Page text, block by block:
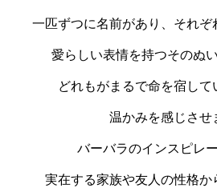
一匹ずつに名前があり、それぞ
愛らしい表情を持つそのぬ
どれもがまるで命を宿して
温かみを感じさせ
バーバラのインスピレ
実在する家族や友人の性格か